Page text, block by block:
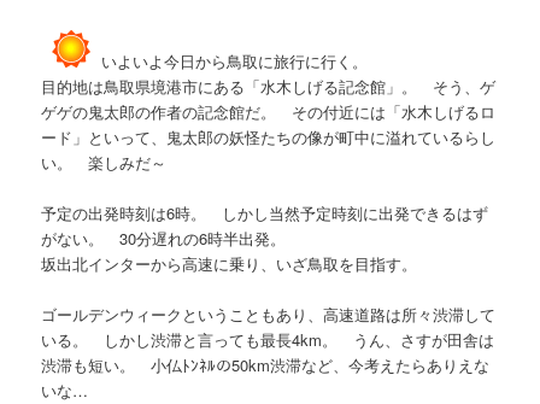
いよいよ今日から鳥取に旅行に行く。
目的地は鳥取県境港市にある「水木しげる記念館」。 そう、ゲ
ゲゲの鬼太郎の作者の記念館だ。 その付近には「水木しげるロ
ード」といって、鬼太郎の妖怪たちの像が町中に溢れているらし
い。 楽しみだ～
予定の出発時刻は6時。 しかし当然予定時刻に出発できるはず
がない。 30分遅れの6時半出発。
坂出北インターから高速に乗り、いざ鳥取を目指す。
ゴールデンウィークということもあり、高速道路は所々渋滞して
いる。 しかし渋滞と言っても最長4km。 うん、さすが田舎は
渋滞も短い。 小仏ﾄﾝﾈﾙの50km渋滞など、今考えたらありえな
いな…